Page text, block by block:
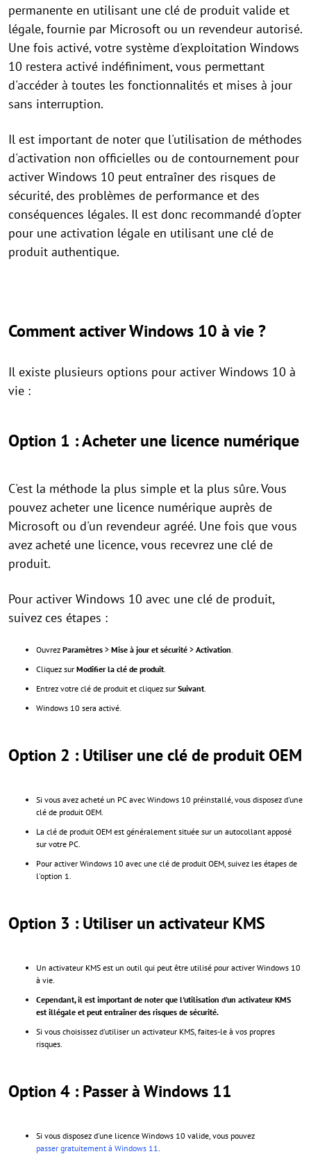
permanente en utilisant une clé de produit valide et
légale, fournie par Microsoft ou un revendeur autorisé.
Une fois activé, votre système d'exploitation Windows
10 restera activé indéfiniment, vous permettant
d'accéder à toutes les fonctionnalités et mises à jour
sans interruption.
Il est important de noter que l'utilisation de méthodes
d'activation non officielles ou de contournement pour
activer Windows 10 peut entraîner des risques de
sécurité, des problèmes de performance et des
conséquences légales. Il est donc recommandé d'opter
pour une activation légale en utilisant une clé de
produit authentique.
Comment activer Windows 10 à vie ?
Il existe plusieurs options pour activer Windows 10 à
vie :
Option 1 : Acheter une licence numérique
C'est la méthode la plus simple et la plus sûre. Vous
pouvez acheter une licence numérique auprès de
Microsoft ou d'un revendeur agréé. Une fois que vous
avez acheté une licence, vous recevrez une clé de
produit.
Pour activer Windows 10 avec une clé de produit,
suivez ces étapes :
Ouvrez Paramètres > Mise à jour et sécurité > Activation
Cliquez sur Modifier la clé de produit
Entrez votre clé de produit et cliquez sur Suivant
Windows 10 sera activé.
Option 2 : Utiliser une clé de produit OEM
Si vous avez acheté un PC avec Windows 10 préinstallé, vous disposez d'une
clé de produit OEM.
La clé de produit OEM est généralement située sur un autocollant apposé
sur votre PC.
Pour activer Windows 10 avec une clé de produit OEM, suivez les étapes de
l'option 1.
Option 3 : Utiliser un activateur KMS
Un activateur KMS est un outil qui peut être utilisé pour activer Windows 10
à vie.
Cependant, il est important de noter que l'utilisation d'un activateur KMS
est illégale et peut entraîner des risques de sécurité.
Si vous choisissez d'utiliser un activateur KMS, faites-le à vos propres
risques.
Option 4 : Passer à Windows 11
Si vous disposez d'une licence Windows 10 valide, vous pouvez
passer gratuitement à Windows 11